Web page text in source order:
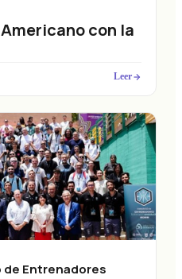
con la
Leer
de Entrenadores